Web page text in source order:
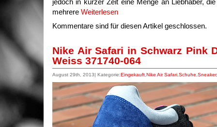
jedoch in kurzer Zeit eine Menge an Liebhaber,
mehrere Weiterlesen
Kommentare sind für diesen Artikel geschlossen.
Nike Air Safari in Schwarz Pink
Weiss 371740-064
August 29th, 2013| Kategorie:Eingekauft Nike Air Safari Schuhe Sneaker,